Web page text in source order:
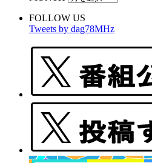
FOLLOW US
Tweets by dag78MHz